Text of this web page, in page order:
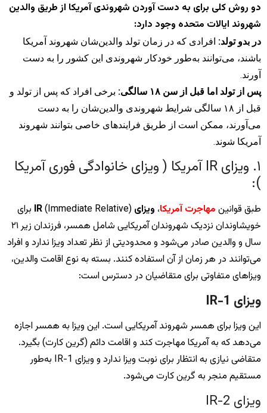
دو روش کلی برای به دست آوردن شهروندی آمریکا از طریق والدین
شهروند ایالات متحده وجود دارد:
در بدو تولد: افرادی که در زمان تولد والدین‌شان شهروند آمریکا
باشند، می‌توانند به‌طور خودکار شهروندی این کشور را به دست
آورند.
پس از تولد اما قبل از سن ۱۸ سالگی:
برخی افراد که پس از تولد و
قبل از ۱۸ سالگی شرایط شهروندی والدین‌شان را به دست
می‌آورند، ممکن است از طریق فرایندهای خاصی بتوانند شهروند
آمریکا شوند.
۱. ویزای IR آمریکا ( ویزای خانوادگی فوری آمریکا
):
طبق قوانین مهاجرت آمریکا، ویزای IR
(Immediate Relative) برای
خویشاوندان نزدیک شهروندان آمریکایی شامل همسر، فرزندان زیر ۲۱
سال و والدین صادر می‌شود و محدودیتی از نظر تعداد ویزا ندارد و افراد
می‌توانند در هر زمان از آن استفاده کنند. بسته به نوع اقامت والدین،
ویزاهای متفاوتی برای متقاضیان در دسترس است:
ویزای IR-1
این ویزا برای همسر شهروند آمریکایی است. این ویزا به همسر اجازه
می‌دهد که به آمریکا مهاجرت کند و اقامت دائم (گرین کارت) بگیرد.
متقاضی نیازی به انتظار برای نوبت ویزا ندارد و ویزای IR-1 به‌طور
مستقیم منجر به گرین کارت می‌شود.
ویزای IR-2